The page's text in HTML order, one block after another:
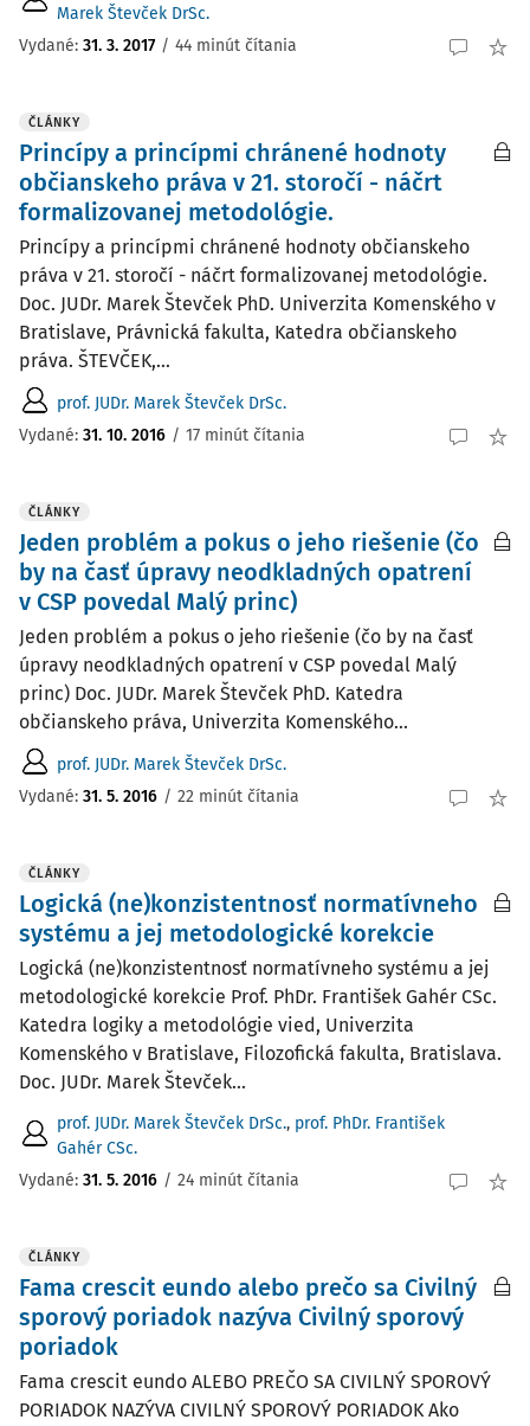
Marek Števček DrSc.
Vydané: 31. 3. 2017 / 44 minút čítania
ČLÁNKY
Princípy a princípmi chránené hodnoty
občianskeho práva v 21. storočí - náčrt
formalizovanej metodológie.
Princípy a princípmi chránené hodnoty občianskeho
práva v 21. storočí - náčrt formalizovanej metodológie.
Doc. JUDr. Marek Števček PhD. Univerzita Komenského v
Bratislave, Právnická fakulta, Katedra občianskeho
práva. ŠTEVČEK,...
prof. JUDr. Marek Števček DrSc.
Vydané: 31. 10. 2016 / 17 minút čítania
ČLÁNKY
Jeden problém a pokus o jeho riešenie (čo
by na časť úpravy neodkladných opatrení
v CSP povedal Malý princ)
Jeden problém a pokus o jeho riešenie (čo by na časť
úpravy neodkladných opatrení v CSP povedal Malý
princ) Doc. JUDr. Marek Števček PhD. Katedra
občianskeho práva, Univerzita Komenského...
prof. JUDr. Marek Števček DrSc.
Vydané: 31. 5. 2016 / 22 minút čítania
ČLÁNKY
Logická (ne)konzistentnosť normatívneho
systému a jej metodologické korekcie
Logická (ne)konzistentnosť normatívneho systému a jej
metodologické korekcie Prof. PhDr. František Gahér CSc.
Katedra logiky a metodológie vied, Univerzita
Komenského v Bratislave, Filozofická fakulta, Bratislava.
Doc. JUDr. Marek Števček...
prof. JUDr. Marek Števček DrSc., prof. PhDr. František
Gahér CSc.
Vydané: 31. 5. 2016 / 24 minút čítania
ČLÁNKY
Fama crescit eundo alebo prečo sa Civilný
sporový poriadok nazýva Civilný sporový
poriadok
Fama crescit eundo ALEBO PREČO SA CIVILNÝ SPOROVÝ
PORIADOK NAZÝVA CIVILNÝ SPOROVÝ PORIADOK Ako